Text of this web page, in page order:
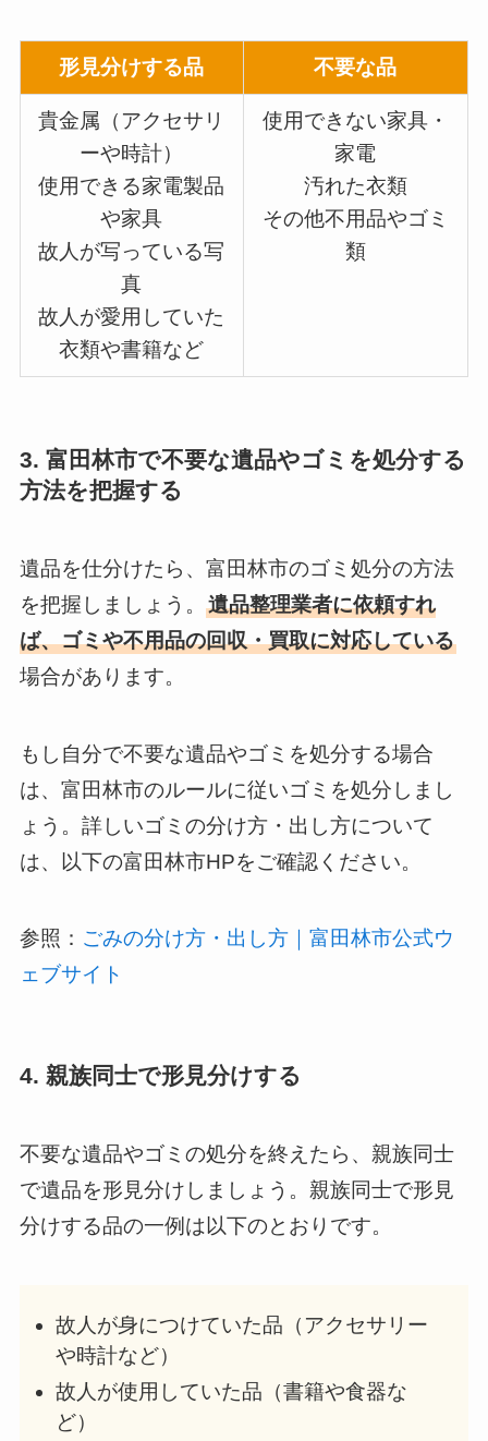
形見分けする品 不要な品
貴金属（アクセサリ
ーや時計）
使用できる家電製品
や家具
故人が写っている写
真
故人が愛用していた
衣類や書籍など
使用できない家具・
家電
汚れた衣類
その他不用品やゴミ
類
3. 富田林市で不要な遺品やゴミを処分する
方法を把握する
遺品を仕分けたら、富田林市のゴミ処分の方法
を把握しましょう。 遺品整理業者に依頼すれ
ば、ゴミや不用品の回収・買取に対応している
場合があります。
もし自分で不要な遺品やゴミを処分する場合
は、富田林市のルールに従いゴミを処分しまし
ょう。詳しいゴミの分け方・出し方について
は、以下の富田林市HPをご確認ください。
参照： ごみの分け方・出し方｜富田林市公式ウ
ェブサイト
4. 親族同士で形見分けする
不要な遺品やゴミの処分を終えたら、親族同士
で遺品を形見分けしましょう。親族同士で形見
分けする品の一例は以下のとおりです。
故人が身につけていた品（アクセサリー
や時計など）
故人が使用していた品（書籍や食器な
ど）